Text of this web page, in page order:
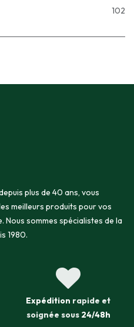
102
plus de 40 ans, vous
meilleurs produits pour vos
sommes spécialistes de la
1980.
Expédition rapide et
soignée sous 24/48h